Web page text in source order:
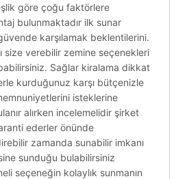
göre çoğu faktörlere
bulunmaktadır ilk sunar
karşılamak beklentilerini.
size verebilir zemine seçenekleri
Sağlar kiralama dikkat
kurduğunuz karşı bütçenizle
isteklerine
alırken incelemelidir şirket
ederler önünde
zamanda sunabilir imkanı
sunduğu bulabilirsiniz
seçeneğin kolaylık sunmanın